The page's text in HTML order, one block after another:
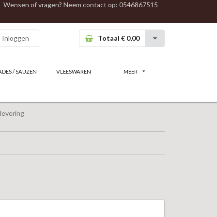
Wensen of vragen? Neem contact op: 0546867515
Inloggen Totaal € 0,00
/ SAUZEN VLEESWAREN MEER